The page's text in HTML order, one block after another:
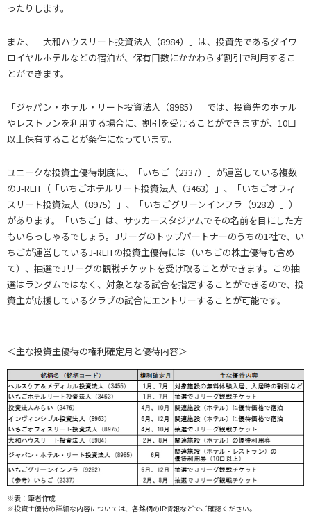
ったりします。
また、「大和ハウスリート投資法人（8984）」は、投資先であるダイワ
ロイヤルホテルなどの宿泊が、保有口数にかかわらず割引で利用するこ
とができます。
「ジャパン・ホテル・リート投資法人（8985）」では、投資先のホテル
やレストランを利用する場合に、割引を受けることができますが、10口
以上保有することが条件になっています。
ユニークな投資主優待制度に、「いちご（2337）」が運営している複数
のJ-REIT（「いちごホテルリート投資法人（3463）」、「いちごオフィ
スリート投資法人（8975）」、「いちごグリーンインフラ（9282）」）
があります。「いちご」は、サッカースタジアムでその名前を目にした方
もいらっしゃるでしょう。Jリーグのトップパートナーのうちの1社で、い
ちごが運営しているJ-REITの投資主優待には（いちごの株主優待も含め
て）、抽選でJリーグの観戦チケットを受け取ることができます。この抽
選はランダムではなく、対象となる試合を指定することができるので、投
資主が応援しているクラブの試合にエントリーすることが可能です。
＜主な投資主優待の権利確定月と優待内容＞
※表：筆者作成
※投資主優待の詳細な内容については、各銘柄のIR情報などでご確認ください。